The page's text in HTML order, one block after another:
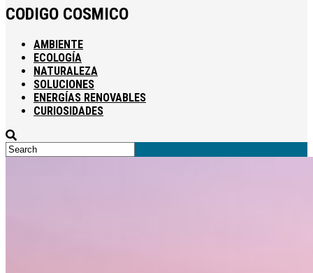
CODIGO COSMICO
AMBIENTE
ECOLOGÍA
NATURALEZA
SOLUCIONES
ENERGÍAS RENOVABLES
CURIOSIDADES